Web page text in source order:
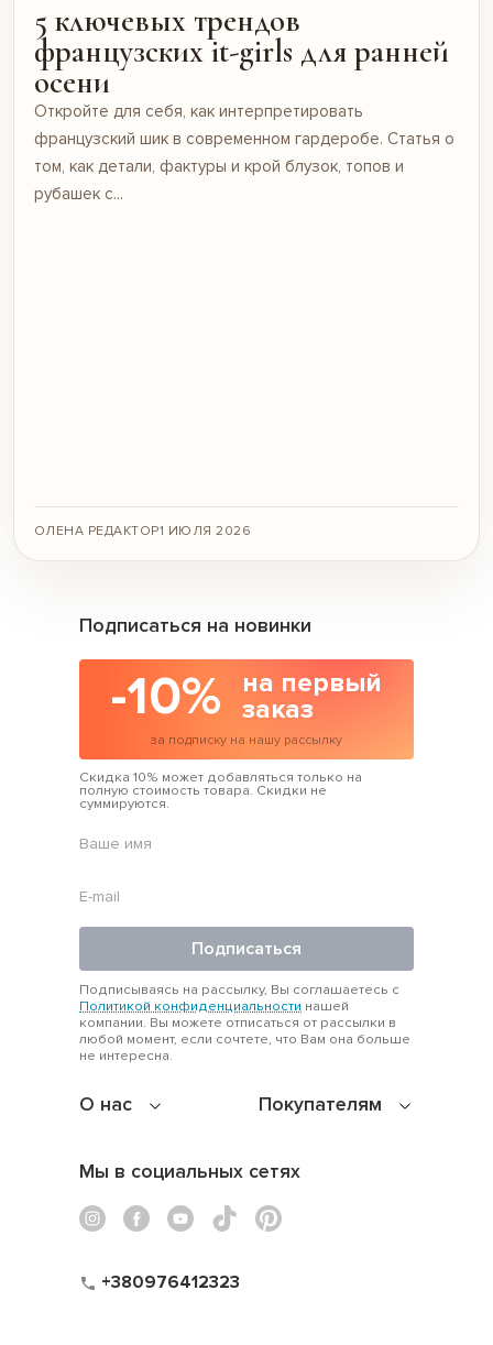
5 ключевых трендов
французских it-girls для ранней
осени
Откройте для себя, как интерпретировать
французский шик в современном гардеробе. Статья о
том, как детали, фактуры и крой блузок, топов и
рубашек с...
ОЛЕНА РЕДАКТОР1 ИЮЛЯ 2026
О нас Покупателям
Подписаться на новинки
-10%
на первый
заказ
за подписку на нашу рассылку
Скидка 10% может добавляться только на
полную стоимость товара. Скидки не
суммируются.
Подписаться
Подписываясь на рассылку, Вы соглашаетесь с
Политикой конфиденциальности нашей
компании. Вы можете отписаться от рассылки в
любой момент, если сочтете, что Вам она больше
не интересна.
Мы в социальных сетях
+380976412323